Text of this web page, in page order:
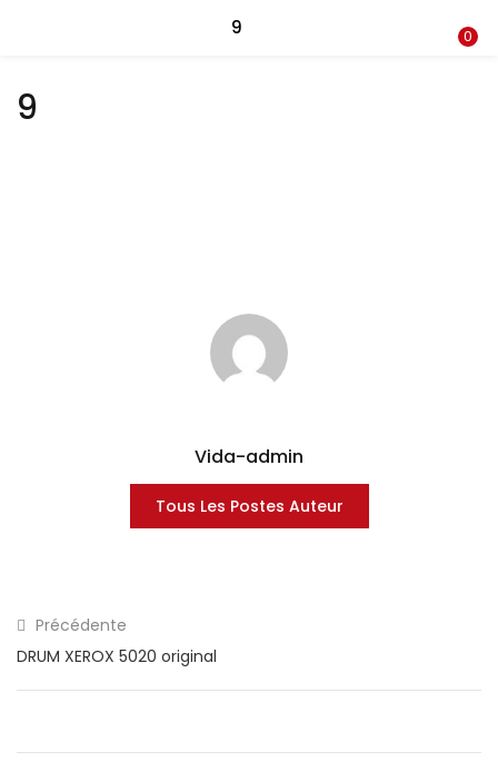
9 0
Recherche
Entrez votre nom d'utilisateur et le mot de passe pour vous
Connexion
9
Vida-admin
Tous Les Postes Auteur
Précédente
DRUM XEROX 5020 original